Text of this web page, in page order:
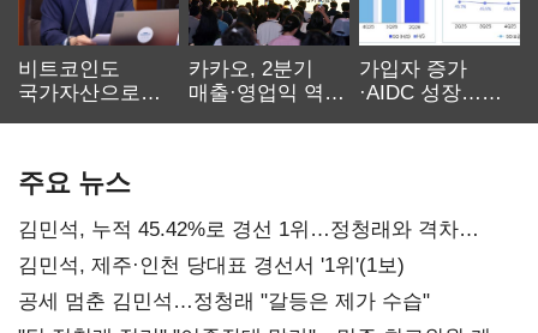
비트코인도
국가자산으로…'
카카오, 2분기
매출·영업익 역대
가입자 증가
·AIDC 성장…
주요 뉴스
김민석, 누적 45.42%로 경선 1위…정청래와 격차
0.86%p(2보)
김민석, 제주·인천 당대표 경선서 '1위'(1보)
공세 멈춘 김민석…정청래 "갈등은 제가 수습"